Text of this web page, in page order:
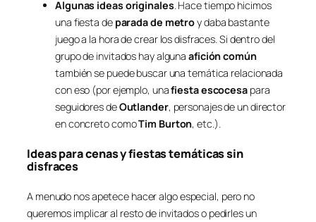
Algunas ideas originales. Hace tiempo hicimos
una fiesta de parada de metroy daba bastante
juego a la hora de crear los disfraces. Si dentro del
grupo de invitados hay alguna afición común
también se puede buscar una temática relacionada
con eso (por ejemplo, unafiesta escocesapara
seguidores deOutlander, personajes de un director
en concreto comoTim Burton, etc.).
Ideas para cenas y fiestas temáticas sin
disfraces
A menudo nos apetece hacer algo especial, pero no
queremos implicar al resto de invitados o pedirles un